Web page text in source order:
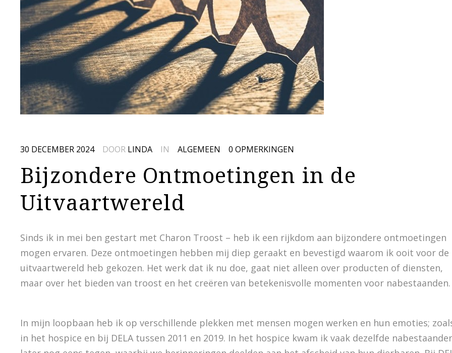
30 DECEMBER 2024 DOOR LINDA IN ALGEMEEN 0 OPMERKINGEN
Bijzondere Ontmoetingen in de
Uitvaartwereld
Sinds ik in mei ben gestart met Charon Troost – heb ik een rijkdom aan bijzondere ontmoetingen
mogen ervaren. Deze ontmoetingen hebben mij diep geraakt en bevestigd waarom ik ooit voor de
uitvaartwereld heb gekozen. Het werk dat ik nu doe, gaat niet alleen over producten of diensten,
maar over het bieden van troost en het creëren van betekenisvolle momenten voor nabestaanden.
In mijn loopbaan heb ik op verschillende plekken met mensen mogen werken en hun emoties;
in het hospice en bij DELA tussen 2011 en 2019. In het hospice kwam ik vaak dezelfde